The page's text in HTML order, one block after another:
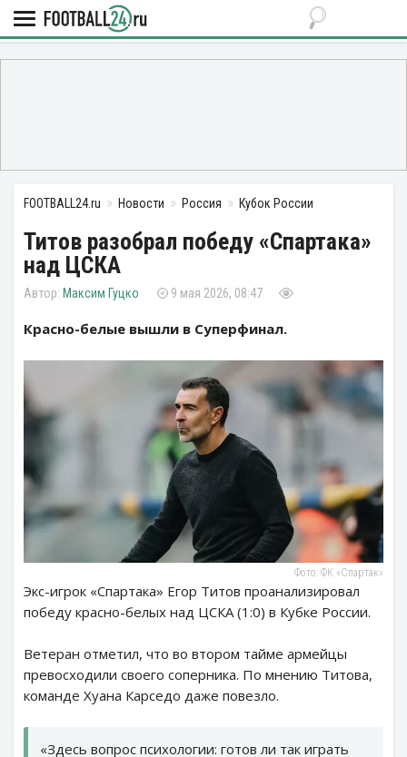
FOOTBALL24.ru Новости Россия Кубок России
Титов разобрал победу «Спартака»
над ЦСКА
Максим Гуцко 9 мая 2026, 08:47
Красно-белые вышли в Суперфинал.
Фото: ФК «Спартак»
Экс-игрок «Спартака» Егор Титов проанализировал
победу красно-белых над ЦСКА (1:0) в Кубке России.
Ветеран отметил, что во втором тайме армейцы
превосходили своего соперника. По мнению Титова,
команде Хуана Карседо даже повезло.
«Здесь вопрос психологии: готов ли так играть